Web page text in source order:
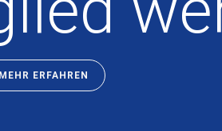
MEHR ERFAHREN